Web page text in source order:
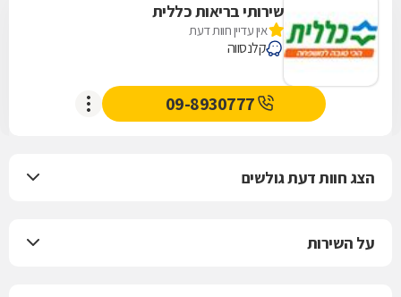
שירותי בריאות כללית
אין עדיין חוות דעת
קלנסווה
09-8930777
הצג חוות דעת גולשים
על השירות